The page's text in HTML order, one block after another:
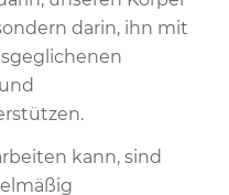
darin, ihn mit
kann, sind